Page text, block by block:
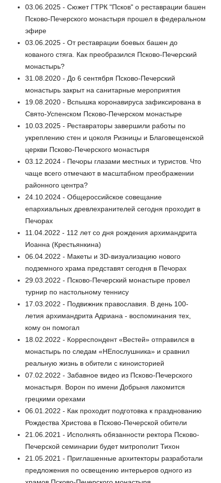
03.06.2025 - Сюжет ГТРК "Псков" о реставрации башен
Псково-Печерского монастыря прошел в федеральном
эфире
03.06.2025 - От реставрации боевых башен до
кованого стяга. Как преобразился Псково-Печерский
монастырь?
31.08.2020 - До 6 сентября Псково-Печерский
монастырь закрыт на санитарные мероприятия
19.08.2020 - Вспышка коронавируса зафиксирована в
Свято-Успенском Псково-Печерском монастыре
10.03.2025 - Реставраторы завершили работы по
укреплению стен и цоколя Ризницы и Благовещенской
церкви Псково-Печерского монастыря
03.12.2024 - Печоры глазами местных и туристов. Что
чаще всего отмечают в масштабном преображении
районного центра?
24.10.2024 - Общероссийское совещание
епархиальных древлехранителей сегодня проходит в
Печорах
11.04.2022 - 112 лет со дня рождения архимандрита
Иоанна (Крестьянкина)
06.04.2022 - Макеты и 3D-визуализацию нового
подземного храма представят сегодня в Печорах
29.03.2022 - Псково-Печерский монастыре провел
турнир по настольному теннису
17.03.2022 - Подвижник православия. В день 100-
летия архимандрита Адриана - воспоминания тех,
кому он помогал
18.02.2022 - Корреспондент «Вестей» отправился в
монастырь по следам «НЕпослушника» и сравнил
реальную жизнь в обители с киноисторией
07.02.2022 - Забавное видео из Псково-Печерского
монастыря. Ворон по имени Добрыня лакомится
грецкими орехами
06.01.2022 - Как проходит подготовка к празднованию
Рождества Христова в Псково-Печерской обители
21.06.2021 - Исполнять обязанности ректора Псково-
Печерской семинарии будет митрополит Тихон
21.05.2021 - Приглашенные архитекторы разработали
предложения по освещению интерьеров одного из